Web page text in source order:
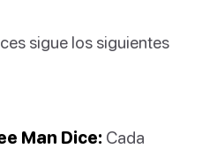
sigue los siguientes
Man Dice: Cada